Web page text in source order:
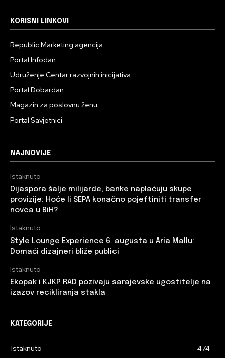
KORISNI LINKOVI
Republic Marketing agencija
Portal Infodan
Udruženje Centar razvojnih inicijativa
Portal Dobardan
Magazin za poslovnu ženu
Portal Savjetnici
NAJNOVIJE
Istaknuto
Dijaspora šalje milijarde, banke naplaćuju skupe
provizije: Hoće li SEPA konačno pojeftiniti transfer
novca u BiH?
Istaknuto
Style Lounge Experience 6. augusta u Aria Mallu:
Domaći dizajneri bliže publici
Istaknuto
Ekopak i KJKP RAD pozivaju sarajevske ugostitelje na
izazov recikliranja stakla
KATEGORIJE
Istaknuto 474